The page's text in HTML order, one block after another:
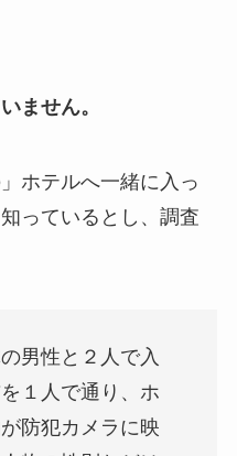
ません。
ホテルへ一緒に入っ
っているとし、調査
男性と２人で入
１人で通り、ホ
防犯カメラに映